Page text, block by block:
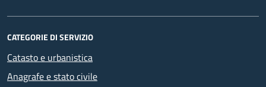
CATEGORIE DI SERVIZIO
Catasto e urbanistica
Anagrafe e stato civile